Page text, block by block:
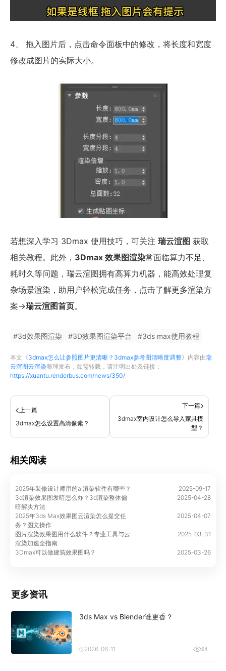
4、 拖入图片后，点击命令面板中的修改，将长度和宽度
修改成图片的实际大小。
若想深入学习 3Dmax 使用技巧，可关注 瑞云渲图 获取
相关教程。此外， 3Dmax 效果图渲染常面临算力不足、
耗时久等问题，瑞云渲图拥有高算力机器，能高效处理复
杂场景渲染，助用户轻松完成任务，点击了解更多渲染方
案→瑞云渲图首页。
#3d效果图渲染 #3D效果图渲染平台 #3ds max使用教程
本文《3dmax怎么让参照图片更清晰？3dmax参考图清晰度调整》内容由瑞
云渲图云渲染整理发布，如需转载，请注明出处及链接：
https://xuantu.renderbus.com/news/350/
上一篇
3dmax怎么设置高清像素？
下一篇
3dmax室内设计怎么导入家具模
型？
相关阅读
2025年装修设计师用的ai渲染软件有哪些？
2025-09-17
3d渲染效果图发暗怎么办？3d渲染整体偏
暗解决方法
2025-04-28
2025年3ds Max效果图云渲染怎么提交任
务？图文操作
2025-04-07
图片渲染效果图用什么软件？专业工具与云
渲染加速全指南
2025-03-31
3Dmax可以做建筑效果图吗？ 2025-03-26
更多资讯
3ds Max vs Blender谁更香？
2026-06-11 64